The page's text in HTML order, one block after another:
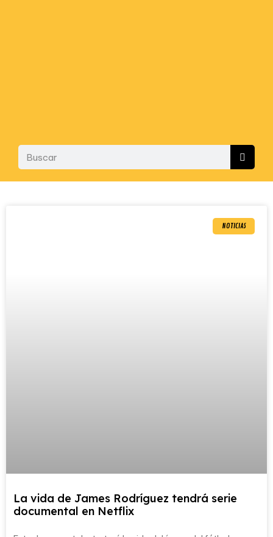
NOTICIAS
La vida de James Rodríguez tendrá serie
documental en Netflix